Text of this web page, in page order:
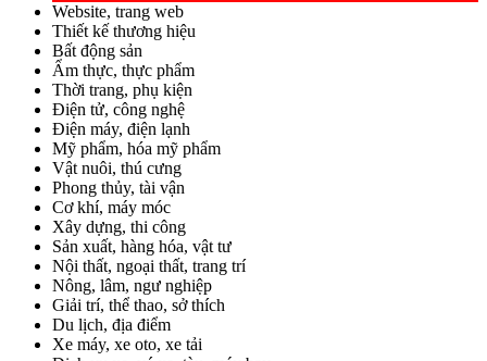
Website, trang web
Thiết kế thương hiệu
Bất động sản
Ẩm thực, thực phẩm
Thời trang, phụ kiện
Điện tử, công nghệ
Điện máy, điện lạnh
Mỹ phẩm, hóa mỹ phẩm
Vật nuôi, thú cưng
Phong thủy, tài vận
Cơ khí, máy móc
Xây dựng, thi công
Sản xuất, hàng hóa, vật tư
Nội thất, ngoại thất, trang trí
Nông, lâm, ngư nghiệp
Giải trí, thể thao, sở thích
Du lịch, địa điểm
Xe máy, xe oto, xe tải